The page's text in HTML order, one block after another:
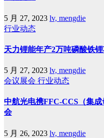
5 月 27, 2023 lv, mengdie
行业动态
天力锂能年产2万吨磷酸铁
5 月 27, 2023 lv, mengdie
会议展会 行业动态
中航光电携FFC-CCS（集
会
5 月 26, 2023 lv, mengdie